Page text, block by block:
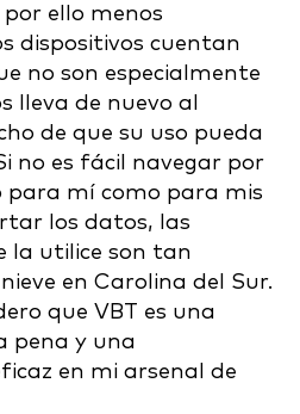
ello menos
dispositivos cuentan
no son especialmente
lleva de nuevo al
de que su uso pueda
no es fácil navegar por
para mí como para mis
los datos, las
la utilice son tan
en Carolina del Sur.
que VBT es una
pena y una
en mi arsenal de